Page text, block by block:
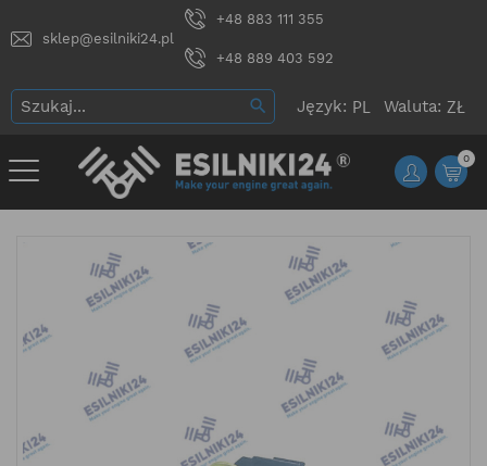
sklep@esilniki24.pl
+48 883 111 355
+48 889 403 592
Język: Waluta:
0